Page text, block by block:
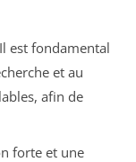
est fondamental
et au
afin de
forte et une